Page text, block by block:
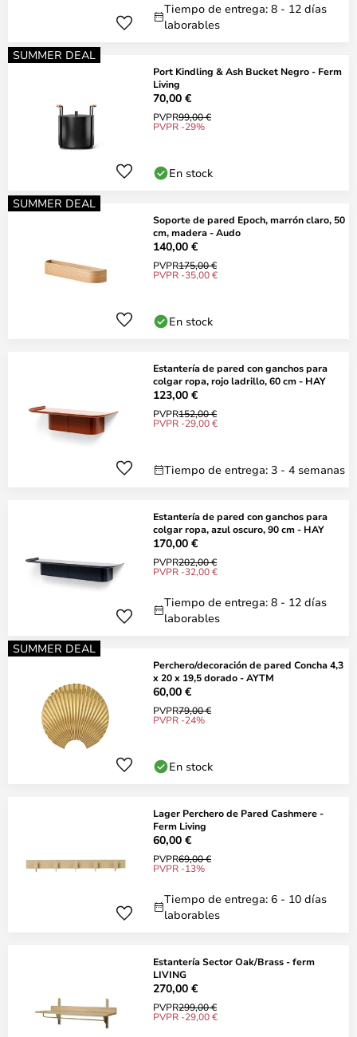
Tiempo de entrega: 8 - 12 días
laborables
SUMMER DEAL
Port Kindling & Ash Bucket Negro - Ferm
Living
70,00 €
PVPR99,00 €
PVPR -29%
En stock
SUMMER DEAL
Soporte de pared Epoch, marrón claro, 50
cm, madera - Audo
140,00 €
PVPR175,00 €
PVPR -35,00 €
En stock
Estantería de pared con ganchos para
colgar ropa, rojo ladrillo, 60 cm - HAY
123,00 €
PVPR152,00 €
PVPR -29,00 €
Tiempo de entrega: 3 - 4 semanas
Estantería de pared con ganchos para
colgar ropa, azul oscuro, 90 cm - HAY
170,00 €
PVPR202,00 €
PVPR -32,00 €
Tiempo de entrega: 8 - 12 días
laborables
SUMMER DEAL
Perchero/decoración de pared Concha 4,3
x 20 x 19,5 dorado - AYTM
60,00 €
PVPR79,00 €
PVPR -24%
En stock
Lager Perchero de Pared Cashmere -
Ferm Living
60,00 €
PVPR69,00 €
PVPR -13%
Tiempo de entrega: 6 - 10 días
laborables
Estantería Sector Oak/Brass - ferm
LIVING
270,00 €
PVPR299,00 €
PVPR -29,00 €